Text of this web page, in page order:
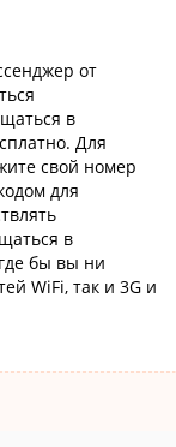
от
в
Для
свой номер
для
в
бы вы ни
WiFi, так и 3G и